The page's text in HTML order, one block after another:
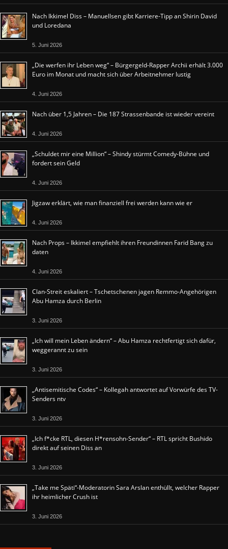
Nach Ikkimel Diss – Manuellsen gibt Karriere-Tipp an Shirin David
und Loredana
5. Juni 2026
„Die werfen ihr Leben weg“ – Bürgergeld-Rapper Archii erhält 3.000
Euro im Monat und macht sich über Arbeitnehmer lustig
4. Juni 2026
Nach über 1,5 Jahren – Die 187 Strassenbande ist wieder vereint
4. Juni 2026
„Schuldet mir eine Million“ – Shindy stürmt Comedy-Bühne und
fordert sein Geld
4. Juni 2026
Jigzaw erklärt, wie man finanziell frei werden kann wie er
4. Juni 2026
Nach Props – Ikkimel empfiehlt ihren Freundinnen Farid Bang zu
daten
4. Juni 2026
Clan-Streit eskaliert – Tschetschenen jagen Remmo-Angehörigen
Abu Hamza durch Berlin
3. Juni 2026
„Ich will mein Leben ändern“ – Abu Hamza rechtfertigt sich dafür,
weggerannt zu sein
3. Juni 2026
„Antisemitische Codes“ – Kollegah antwortet auf Vorwürfe des TV-
Senders ntv
3. Juni 2026
„Ich f*cke RTL, diesen H*rensohn-Sender“ – RTL spricht Bushido
direkt auf seinen Diss an
3. Juni 2026
„Take me Späti“-Moderatorin Sara Arslan enthüllt, welcher Rapper
ihr heimlicher Crush ist
3. Juni 2026